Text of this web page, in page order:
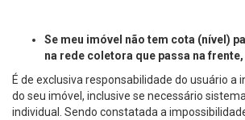
Se meu imóvel não tem cota (nível)
na rede coletora que passa na
É de exclusiva responsabilidade do usuário a
do seu imóvel, inclusive se necessário
individual. Sendo constatada a